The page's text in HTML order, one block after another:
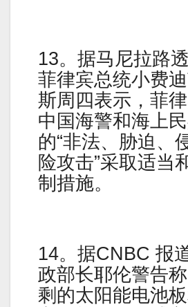
13。据马尼拉路
菲律宾总统小费
斯周四表示，菲
中国海警和海上
的“非法、胁迫、
险攻击”采取适当
制措施。
14。据CNBC 报
政部长耶伦警告
剩的太阳能电池